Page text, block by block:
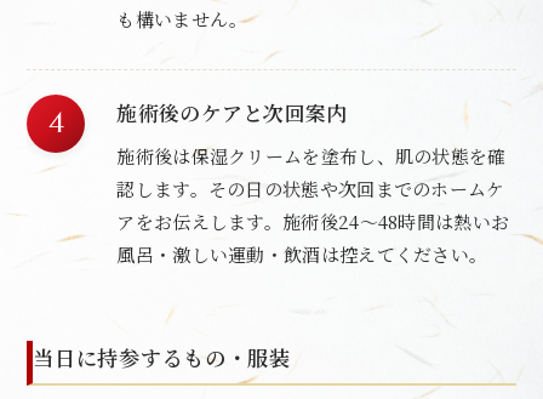
も構いません。
施術後のケアと次回案内
施術後は保湿クリームを塗布し、肌の状態を確
認します。その日の状態や次回までのホームケ
アをお伝えします。施術後24〜48時間は熱いお
風呂・激しい運動・飲酒は控えてください。
当日に持参するもの・服装